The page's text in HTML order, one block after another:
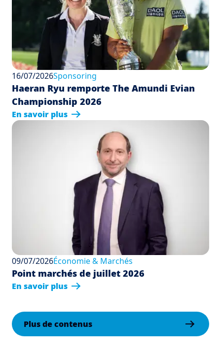
16/07/2026Sponsoring
Haeran Ryu remporte The Amundi Evian
Championship 2026
En savoir plus
09/07/2026Économie & Marchés
Point marchés de juillet 2026
En savoir plus
Plus de contenus